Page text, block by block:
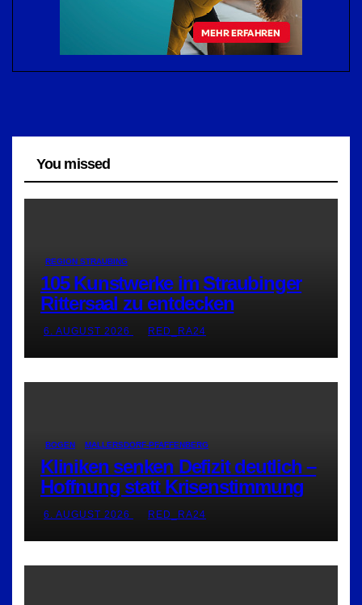
You missed
REGION STRAUBING
105 Kunstwerke im Straubinger
Rittersaal zu entdecken
6. AUGUST 2026 RED_RA24
BOGEN MALLERSDORF-PFAFFENBERG
Kliniken senken Defizit deutlich –
Hoffnung statt Krisenstimmung
6. AUGUST 2026 RED_RA24